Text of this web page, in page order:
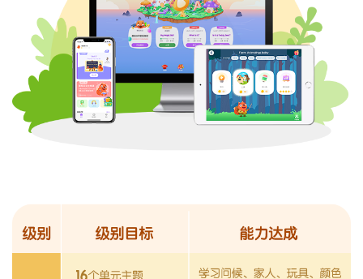
下单成功后的2个工作日内开通，遇节假日、周末 顺延至工作日
内开通。
【学习流程】下载步步ABC（原步步培优），用购买手机号，
下载步步ABC登录即可上课
【设备要求】手机/pad/电脑
【发货信息】
教辅及实物礼品于7个工作日内统一发货，实物礼
品港澳台、新疆、内蒙古、青海、西藏地区及国外不支持发